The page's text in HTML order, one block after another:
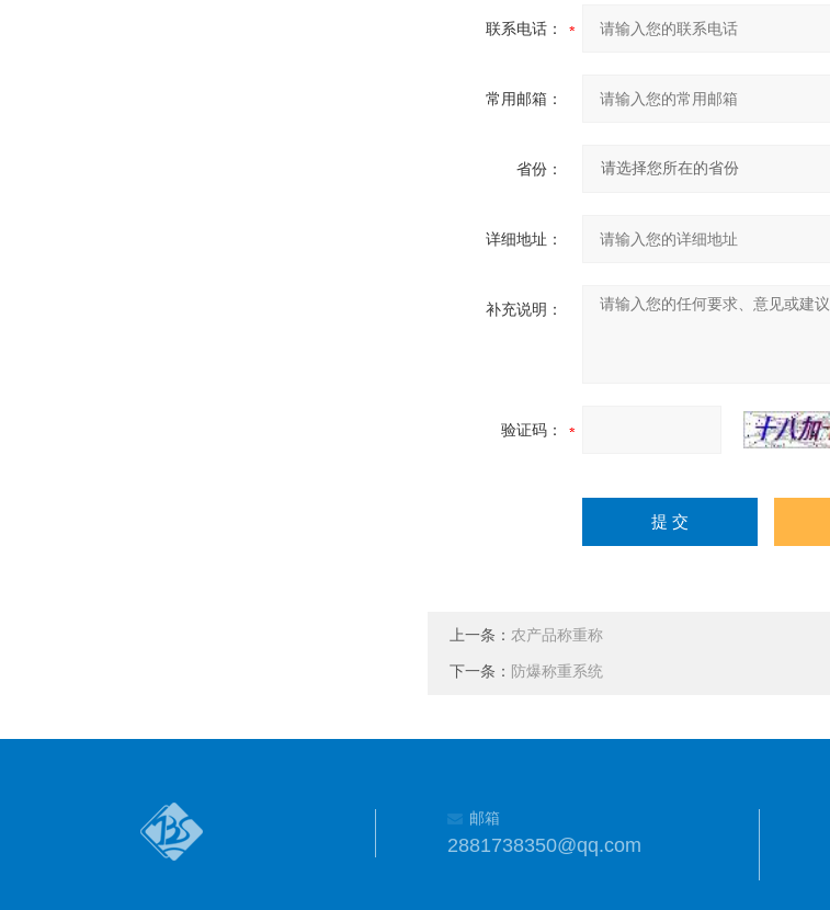
联系电话：
常用邮箱：
省份：
详细地址：
补充说明：
验证码：
上一条： 农产品称重称
下一条： 防爆称重系统
邮箱
2881738350@qq.com